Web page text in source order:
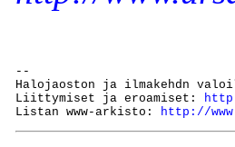
--
Halojaoston ja ilmakehdn
Liittymiset ja eroamiset:
Listan www-arkisto:
http://